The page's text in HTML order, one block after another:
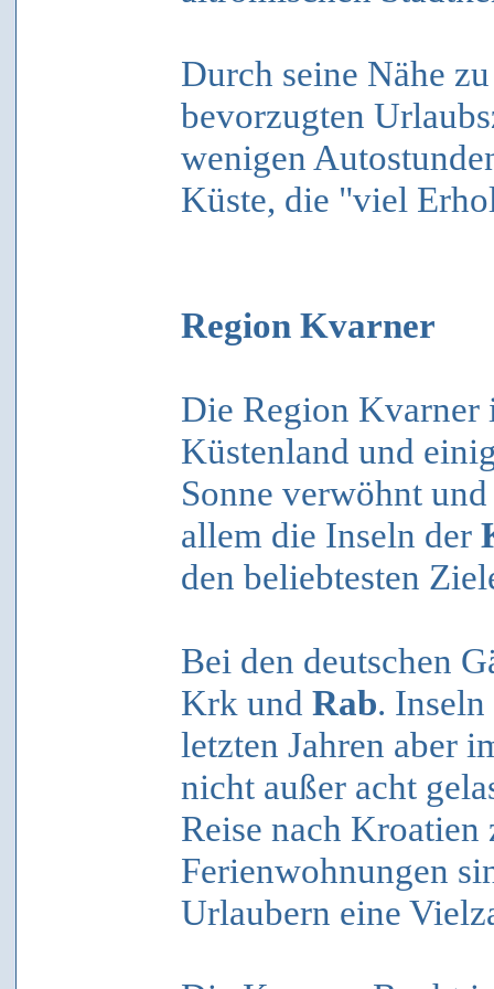
Durch seine Nähe
bevorzugten
wenigen
Küste, die "viel
Region Kvarner
Die Region Kvarner
Küstenland und
Sonne verwöhnt
allem die Inseln der
den beliebtesten
Bei den deutschen
Krk und Rab.
letzten Jahren aber
nicht außer acht
Reise nach Kroatien
Ferienwohnungen
Urlaubern eine